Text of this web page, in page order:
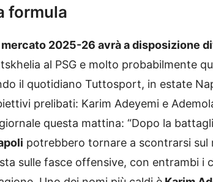
formula
2025-26 avrà a disposizione
al PSG e molto probabilmente
il quotidiano Tuttosport, in estate
prelibati: Karim Adeyemi e
questa mattina: “Dopo la
potrebbero tornare a scontrarsi sul
sulle fasce offensive, con entrambi i